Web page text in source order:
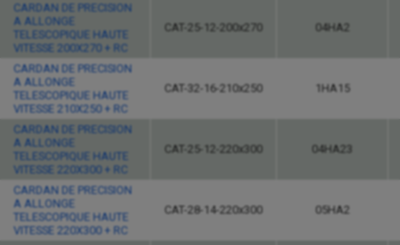
CARDAN DE PRECISION
A ALLONGE
TELESCOPIQUE HAUTE
VITESSE 200X270 + RC
CAT-25-12-200x270 04HA2
CARDAN DE PRECISION
A ALLONGE
TELESCOPIQUE HAUTE
VITESSE 210X250 + RC
CAT-32-16-210x250 1HA15
CARDAN DE PRECISION
A ALLONGE
TELESCOPIQUE HAUTE
VITESSE 220X300 + RC
CAT-25-12-220x300 04HA23
CARDAN DE PRECISION
A ALLONGE
TELESCOPIQUE HAUTE
VITESSE 220X300 + RC
CAT-28-14-220x300 05HA2